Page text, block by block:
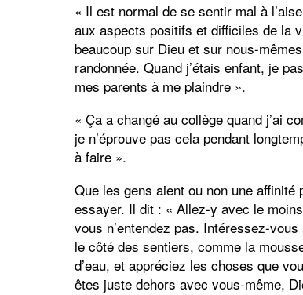
« Il est normal de se sentir mal à
aux aspects positifs et difficiles de la
beaucoup sur Dieu et sur nous-
randonnée. Quand j’étais enfant, je
mes parents à me plaindre ».
« Ça a changé au collège quand j’ai
je n’éprouve pas cela pendant
à faire ».
Que les gens aient ou non une
essayer. Il dit : « Allez-y avec le
vous n’entendez pas. Intéressez-
le côté des sentiers, comme la
d’eau, et appréciez les choses que
êtes juste dehors avec vous-même,